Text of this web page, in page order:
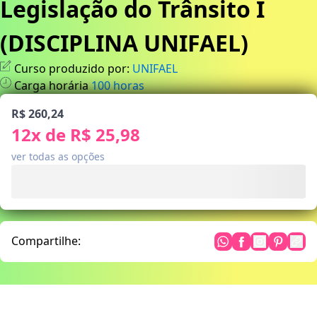
Legislação do Trânsito I
(DISCIPLINA UNIFAEL)
Curso produzido por: UNIFAEL
Carga horária100horas
R$ 260,24
12x de R$ 25,98
ver todas as opções
Compartilhe: